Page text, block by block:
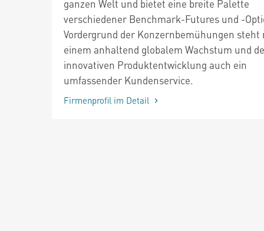
ganzen Welt und bietet eine breite Palette
verschiedener Benchmark-Futures und -
Vordergrund der Konzernbemühungen steht
einem anhaltend globalem Wachstum und
innovativen Produktentwicklung auch ein
umfassender Kundenservice.
Firmenprofil im Detail